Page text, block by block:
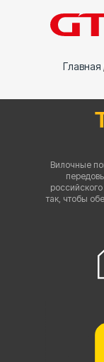
Главная
Вилочные
так, чтобы